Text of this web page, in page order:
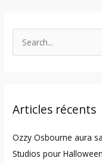
c
f
o
Articles récents
Ozzy Osbourne aura
Studios pour